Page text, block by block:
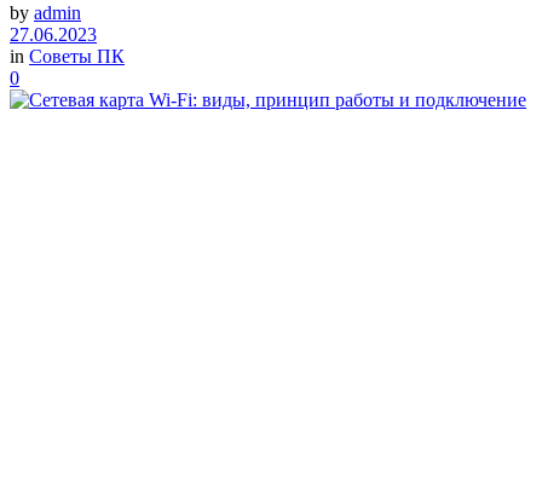
by admin
27.06.2023
in Советы ПК
0